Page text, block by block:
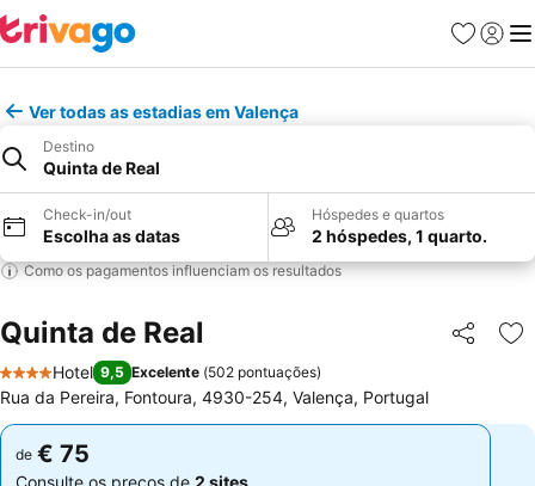
Favoritos
Iniciar
Ver todas as estadias em Valença
Destino
Quinta de Real
Check-in/out
Escolha as datas
Hóspedes e quartos
2 hóspedes, 1 quarto.
Como os pagamentos influenciam os resultados
Quinta de Real Partilhar
4 Estrelas
Hotel 9,5 Excelente (502 pontuações)
Rua da Pereira, Fontoura, 4930-254, Valença, Portugal
de € 75
Consulte os preços de 2 sites
de € 75
Consulte os preços de 2 sites